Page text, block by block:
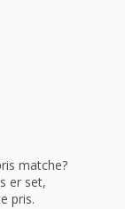
matche?
er set,
pris.